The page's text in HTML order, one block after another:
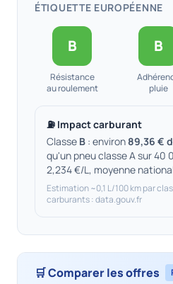
ÉTIQUETTE EUROPÉENNE
B
Résistance
au roulement
B
pluie
⛽ Impact carburant
Classe B : environ 89,36 €
qu'un pneu classe A sur 40
2,234 €/L, moyenne
Estimation ~0,1 L/100 km par
carburants : data.gouv.fr
🛒 Comparer les offres